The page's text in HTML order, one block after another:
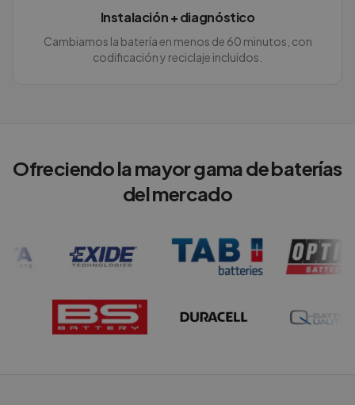
Instalación + diagnóstico
Cambiamos la batería en menos de 60 minutos, con
codificación y reciclaje incluidos.
Ofreciendo la mayor gama de baterías
del mercado